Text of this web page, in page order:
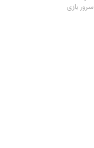
بازی